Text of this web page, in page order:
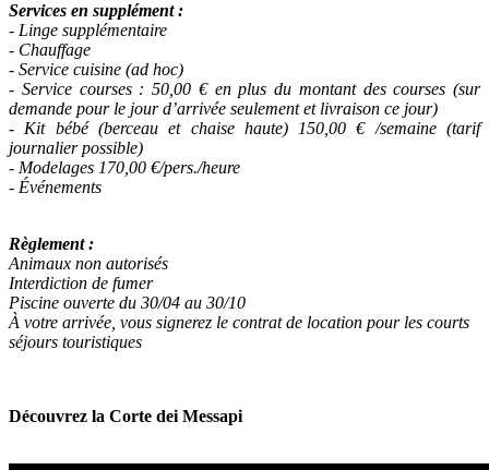
Services en supplément :
- Linge supplémentaire
- Chauffage
- Service cuisine (ad hoc)
- Service courses : 50,00 € en plus du montant des courses (sur
demande pour le jour d’arrivée seulement et livraison ce jour)
- Kit bébé (berceau et chaise haute) 150,00 € /semaine (tarif
journalier possible)
- Modelages 170,00 €/pers./heure
- Événements
Règlement :
Animaux non autorisés
Interdiction de fumer
Piscine ouverte du 30/04 au 30/10
À votre arrivée, vous signerez le contrat de location pour les courts
séjours touristiques
Découvrez la Corte dei Messapi